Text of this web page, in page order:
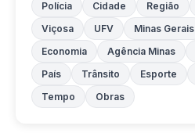
Polícia Cidade Região
Viçosa
UFV Minas Gerais
Economia
Agência Minas
País
Trânsito Esporte
Tempo
Obras